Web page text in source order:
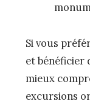
Si vous
et bénéficier
mieux
excursions